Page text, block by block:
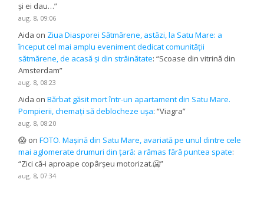
și ei dau…”
aug. 8, 09:06
Aida on Ziua Diasporei Sătmărene, astăzi, la Satu Mare: a
început cel mai amplu eveniment dedicat comunității
sătmărene, de acasă și din străinătate: “Scoase din vitrină din
Amsterdam”
aug. 8, 08:23
Aida onBărbat găsit mort într-un apartament din Satu Mare.
Pompierii, chemați să deblocheze ușa: “Viagra”
aug. 8, 08:20
😱 onFOTO. Mașină din Satu Mare, avariată pe unul dintre cele
mai aglomerate drumuri din țară: a rămas fără puntea spate:
“Zici că-i aproape copârșeu motorizat.🥶”
aug. 8, 07:34